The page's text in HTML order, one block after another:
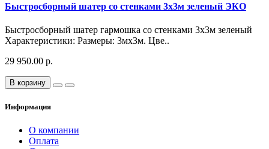
Быстросборный шатер со стенками 3х3м зеленый ЭКО
Быстросборный шатер гармошка со стенками 3х3м зеленый
Характеристики: Размеры: 3мх3м. Цве..
29 950.00 р.
В корзину
Информация
О компании
Оплата